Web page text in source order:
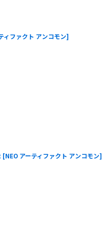
ィファクト アンコモン]
[NEO アーティファクト アンコモン]